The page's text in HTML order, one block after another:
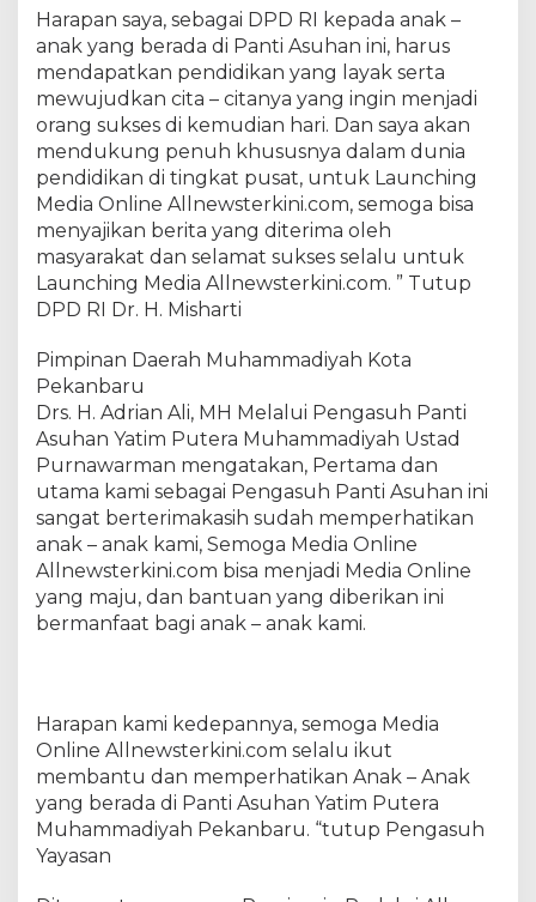
a
k
o
K
e
p
a
d
a
A
n
k
Y
t
m
Harapan saya, sebagai DPD RI kepada anak –
anak yang berada di Panti Asuhan ini, harus
mendapatkan pendidikan yang layak serta
mewujudkan cita – citanya yang ingin menjadi
orang sukses di kemudian hari. Dan saya akan
mendukung penuh khususnya dalam dunia
pendidikan di tingkat pusat, untuk Launching
Media Online Allnewsterkini.com, semoga bisa
menyajikan berita yang diterima oleh
masyarakat dan selamat sukses selalu untuk
Launching Media Allnewsterkini.com. ” Tutup
DPD RI Dr. H. Misharti
Pimpinan Daerah Muhammadiyah Kota
Pekanbaru
Drs. H. Adrian Ali, MH Melalui Pengasuh Panti
Asuhan Yatim Putera Muhammadiyah Ustad
Purnawarman mengatakan, Pertama dan
utama kami sebagai Pengasuh Panti Asuhan ini
sangat berterimakasih sudah memperhatikan
anak – anak kami, Semoga Media Online
Allnewsterkini.com bisa menjadi Media Online
yang maju, dan bantuan yang diberikan ini
bermanfaat bagi anak – anak kami.
Harapan kami kedepannya, semoga Media
Online Allnewsterkini.com selalu ikut
membantu dan memperhatikan Anak – Anak
yang berada di Panti Asuhan Yatim Putera
Muhammadiyah Pekanbaru. “tutup Pengasuh
Yayasan